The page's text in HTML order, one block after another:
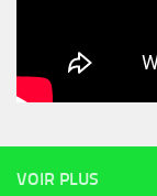
VOIR PLUS